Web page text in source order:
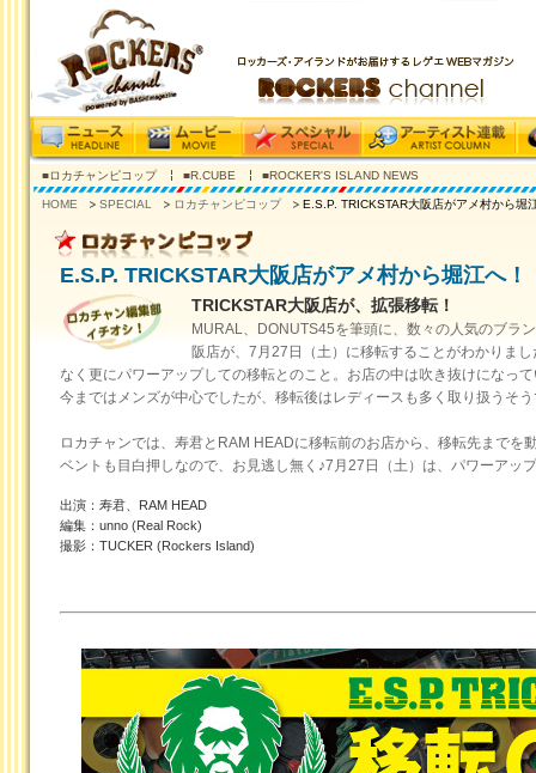
■ロカチャンピコップ ■R.CUBE ■ROCKER'S ISLAND NEWS
HOME SPECIAL ロカチャンピコップ E.S.P. TRICKSTAR大阪店がアメ村から堀
E.S.P. TRICKSTAR大阪店がアメ村から堀江へ！
TRICKSTAR大阪店が、拡張移転！
MURAL、DONUTS45を筆頭に、数々の人気のブラ
阪店が、7月27日（土）に移転することがわかりま
なく更にパワーアップしての移転とのこと。お店の中は吹き抜けになっ
今まではメンズが中心でしたが、移転後はレディースも多く取り扱うそ
ロカチャンでは、寿君とRAM HEADに移転前のお店から、移転先までを
ベントも目白押しなので、お見逃し無く♪7月27日（土）は、パワーアッ
出演：寿君、RAM HEAD
編集：unno (Real Rock)
撮影：TUCKER (Rockers Island)